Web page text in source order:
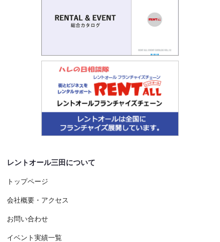
レントオール三田について
トップページ
会社概要・アクセス
お問い合わせ
イベント実績一覧